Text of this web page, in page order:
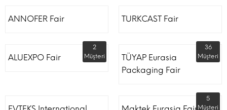
ANNOFER Fair TURKCAST Fair
ALUEXPO Fair
2
Müşteri
TÜYAP Eurasia
Packaging Fair
36
Müşteri
5
Müşteri